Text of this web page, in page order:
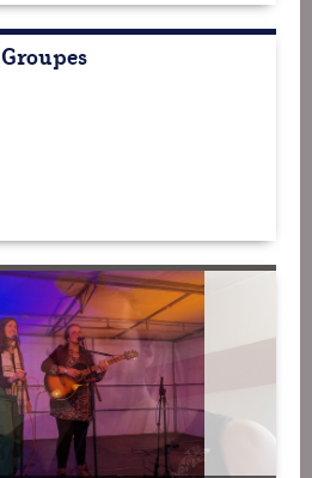
Groupes